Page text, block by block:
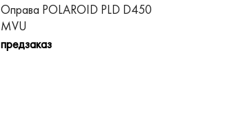
Оправа POLAROID PLD D450
MVU
предзаказ